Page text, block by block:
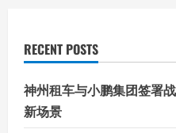
RECENT POSTS
神州租车与小鹏集团签署
新场景